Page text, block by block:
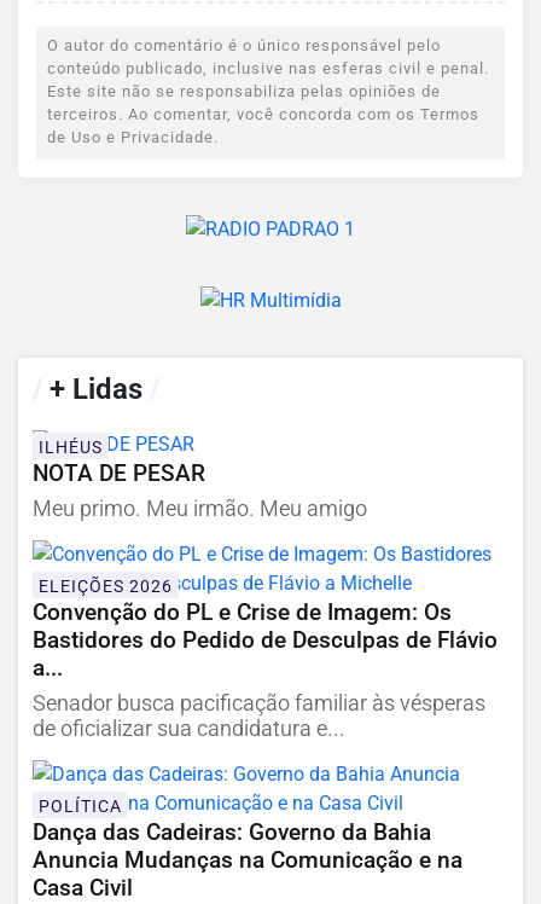
O autor do comentário é o único responsável pelo
conteúdo publicado, inclusive nas esferas civil e penal.
Este site não se responsabiliza pelas opiniões de
terceiros. Ao comentar, você concorda com os Termos
de Uso e Privacidade.
+ Lidas
ILHÉUS
NOTA DE PESAR
Meu primo. Meu irmão. Meu amigo
ELEIÇÕES 2026
Convenção do PL e Crise de Imagem: Os
Bastidores do Pedido de Desculpas de Flávio
a...
Senador busca pacificação familiar às vésperas
de oficializar sua candidatura e...
POLÍTICA
Dança das Cadeiras: Governo da Bahia
Anuncia Mudanças na Comunicação e na
Casa Civil